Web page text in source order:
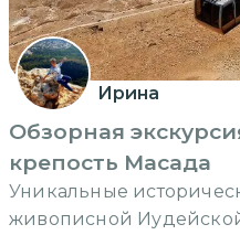
Ирина
Обзорная
крепость Масада
Уникальные
живописной